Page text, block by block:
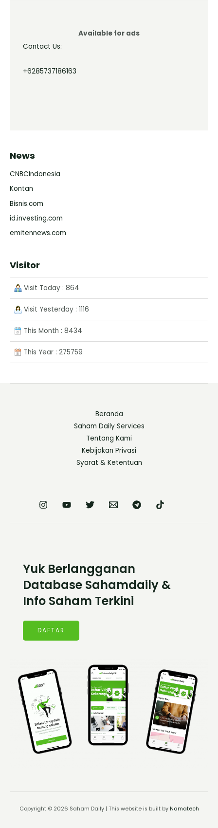
Available for ads
Contact Us:
+6285737186163
News
CNBCIndonesia
Kontan
Bisnis.com
id.investing.com
emitennews.com
Visitor
Visit Today : 864
Visit Yesterday : 1116
This Month : 8434
This Year : 275759
Beranda
Saham Daily Services
Tentang Kami
Kebijakan Privasi
Syarat & Ketentuan
Yuk Berlangganan
Database Sahamdaily &
Info Saham Terkini
DAFTAR
Copyright © 2026 Saham Daily | This website is built by Namatech